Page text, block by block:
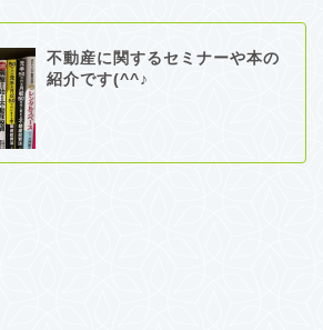
不動産に関するセミナーや本の
紹介です(^^♪